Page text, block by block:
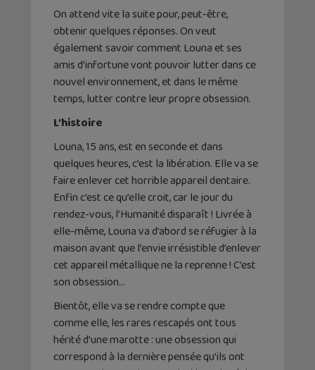
On attend vite la suite pour, peut-être,
obtenir quelques réponses. On veut
également savoir comment Louna et ses
amis d’infortune vont pouvoir lutter dans ce
nouvel environnement, et dans le même
temps, lutter contre leur propre obsession.
L’histoire
Louna, 15 ans, est en seconde et dans
quelques heures, c’est la libération. Elle va se
faire enlever cet horrible appareil dentaire.
Enfin c’est ce qu’elle croit, car le jour du
rendez-vous, l’Humanité disparaît ! Livrée à
elle-même, Louna va d’abord se réfugier à la
maison avant que l’envie irrésistible d’enlever
cet appareil métallique ne la reprenne ! C’est
son obsession…
Bientôt, elle va se rendre compte que
comme elle, les rares rescapés ont tous
hérité d’une marotte : une obsession qui
correspond à la dernière pensée qu’ils ont